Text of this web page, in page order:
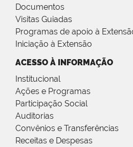
Documentos
Visitas Guiadas
Programas de apoio à
Iniciação à Extensão
ACESSO À INFORMAÇÃO
Institucional
Ações e Programas
Participação Social
Auditorias
Convênios e Transferências
Receitas e Despesas